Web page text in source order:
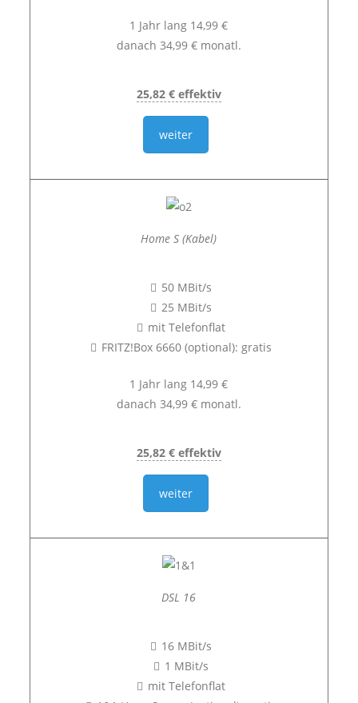
1 Jahr lang 14,99 €
danach 34,99 € monatl.
25,82 € effektiv
weiter
Home S (Kabel)
50 MBit/s
25 MBit/s
mit Telefonflat
FRITZ!Box 6660 (optional): gratis
1 Jahr lang 14,99 €
danach 34,99 € monatl.
25,82 € effektiv
weiter
DSL 16
16 MBit/s
1 MBit/s
mit Telefonflat